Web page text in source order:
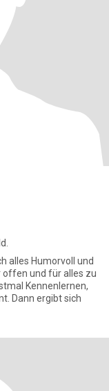
offen und für alles zu
Kennenlernen,
Dann ergibt sich